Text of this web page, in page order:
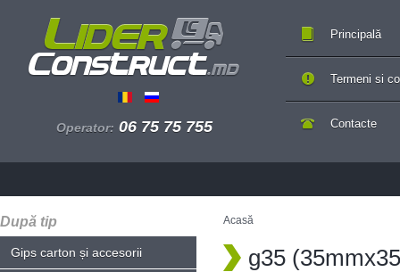
Operator: 06 75 75 755
Principală
Contacte
Termeni si
După tip
Gips carton și accesorii
Acasă
g35